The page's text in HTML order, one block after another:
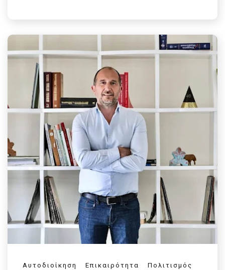
Αυτοδιοίκηση Επικαιρότητα Πολιτισμός